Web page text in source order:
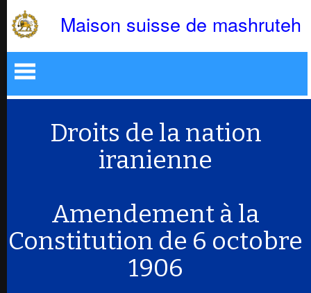
Maison suisse de mashruteh
A
propos
Droits de la nation
iranienne
Amendement à la
Constitution de 6 octobre
1906
A
propos